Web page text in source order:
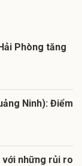
Phòng tăng
Ninh): Điểm
với những rủi ro